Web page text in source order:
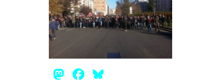
DEGENERAZIONE
GAZA FREESTYLE
MSM
STUDENTI TSUNAMI
Mastodon
Facebook